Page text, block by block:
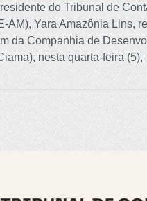
do Tribunal de
AM), Yara Amazônia Lins,
da Companhia de
nesta quarta-feira (5),